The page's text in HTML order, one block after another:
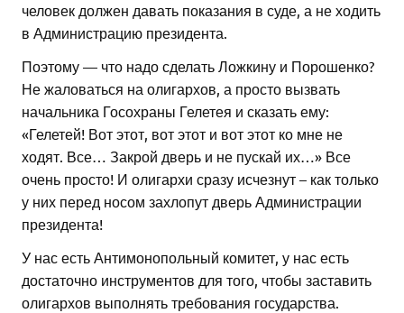
человек должен давать показания в суде, а не ходить
в Администрацию президента.
Поэтому — что надо сделать Ложкину и Порошенко?
Не жаловаться на олигархов, а просто вызвать
начальника Госохраны Гелетея и сказать ему:
«Гелетей! Вот этот, вот этот и вот этот ко мне не
ходят. Все… Закрой дверь и не пускай их…» Все
очень просто! И олигархи сразу исчезнут – как только
у них перед носом захлопут дверь Администрации
президента!
У нас есть Антимонопольный комитет, у нас есть
достаточно инструментов для того, чтобы заставить
олигархов выполнять требования государства.